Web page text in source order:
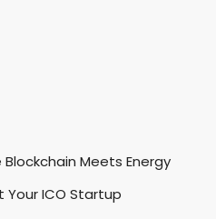
Meets Energy
Your ICO Startup